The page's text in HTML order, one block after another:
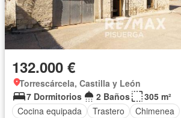
132.000 €
Torrescárcela, Castilla y León
7 Dormitorios
2 Baños
305 m²
Cocina equipada
Trastero
Chimenea